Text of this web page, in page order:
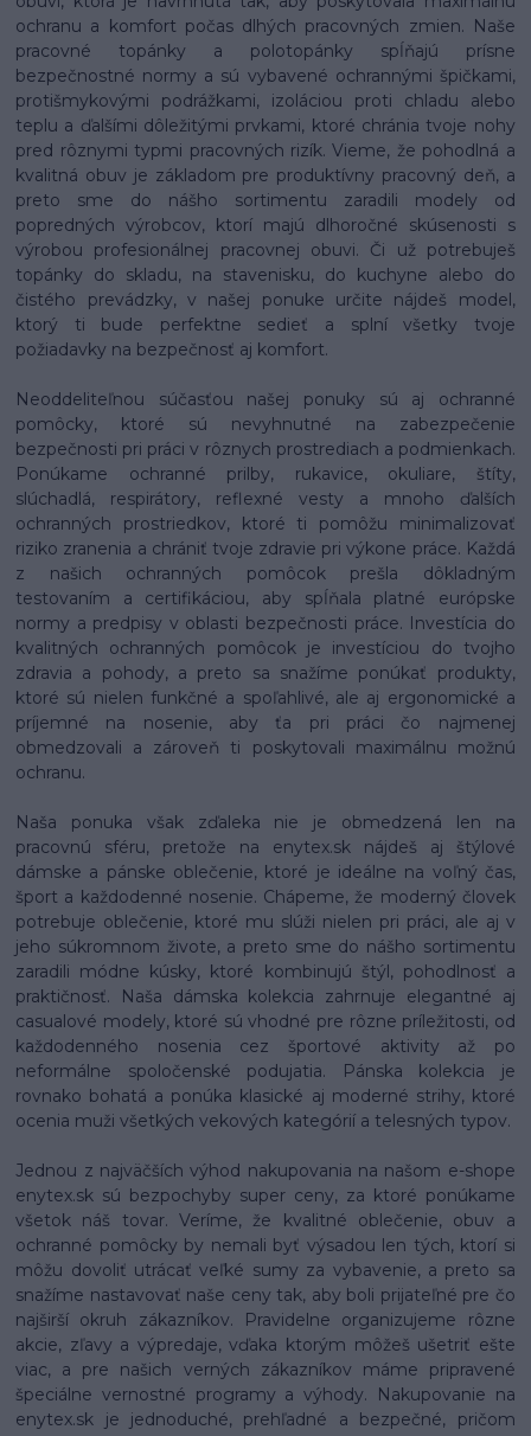
ochranu a komfort počas dlhých pracovných zmien. Naše
pracovné topánky a polotopánky spĺňajú prísne
bezpečnostné normy a sú vybavené ochrannými špičkami,
protišmykovými podrážkami, izoláciou proti chladu alebo
teplu a ďalšími dôležitými prvkami, ktoré chránia tvoje nohy
pred rôznymi typmi pracovných rizík. Vieme, že pohodlná a
kvalitná obuv je základom pre produktívny pracovný deň, a
preto sme do nášho sortimentu zaradili modely od
popredných výrobcov, ktorí majú dlhoročné skúsenosti s
výrobou profesionálnej pracovnej obuvi. Či už potrebuješ
topánky do skladu, na stavenisku, do kuchyne alebo do
čistého prevádzky, v našej ponuke určite nájdeš model,
ktorý ti bude perfektne sedieť a splní všetky tvoje
požiadavky na bezpečnosť aj komfort.
Neoddeliteľnou súčasťou našej ponuky sú aj ochranné
pomôcky, ktoré sú nevyhnutné na zabezpečenie
bezpečnosti pri práci v rôznych prostrediach a podmienkach.
Ponúkame ochranné prilby, rukavice, okuliare, štíty,
slúchadlá, respirátory, reflexné vesty a mnoho ďalších
ochranných prostriedkov, ktoré ti pomôžu minimalizovať
riziko zranenia a chrániť tvoje zdravie pri výkone práce. Každá
z našich ochranných pomôcok prešla dôkladným
testovaním a certifikáciou, aby spĺňala platné európske
normy a predpisy v oblasti bezpečnosti práce. Investícia do
kvalitných ochranných pomôcok je investíciou do tvojho
zdravia a pohody, a preto sa snažíme ponúkať produkty,
ktoré sú nielen funkčné a spoľahlivé, ale aj ergonomické a
príjemné na nosenie, aby ťa pri práci čo najmenej
obmedzovali a zároveň ti poskytovali maximálnu možnú
ochranu.
Naša ponuka však zďaleka nie je obmedzená len na
pracovnú sféru, pretože na enytex.sk nájdeš aj štýlové
dámske a pánske oblečenie, ktoré je ideálne na voľný čas,
šport a každodenné nosenie. Chápeme, že moderný človek
potrebuje oblečenie, ktoré mu slúži nielen pri práci, ale aj v
jeho súkromnom živote, a preto sme do nášho sortimentu
zaradili módne kúsky, ktoré kombinujú štýl, pohodlnosť a
praktičnosť. Naša dámska kolekcia zahrnuje elegantné aj
casualové modely, ktoré sú vhodné pre rôzne príležitosti, od
každodenného nosenia cez športové aktivity až po
neformálne spoločenské podujatia. Pánska kolekcia je
rovnako bohatá a ponúka klasické aj moderné strihy, ktoré
ocenia muži všetkých vekových kategórií a telesných typov.
Jednou z najväčších výhod nakupovania na našom e-shope
enytex.sk sú bezpochyby super ceny, za ktoré ponúkame
všetok náš tovar. Veríme, že kvalitné oblečenie, obuv a
ochranné pomôcky by nemali byť výsadou len tých, ktorí si
môžu dovoliť utrácať veľké sumy za vybavenie, a preto sa
snažíme nastavovať naše ceny tak, aby boli prijateľné pre čo
najširší okruh zákazníkov. Pravidelne organizujeme rôzne
akcie, zľavy a výpredaje, vďaka ktorým môžeš ušetriť ešte
viac, a pre našich verných zákazníkov máme pripravené
špeciálne vernostné programy a výhody. Nakupovanie na
enytex.sk je jednoduché, prehľadné a bezpečné, pričom